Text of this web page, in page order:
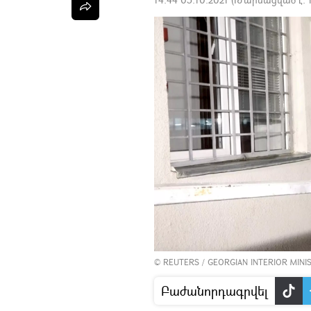
© REUTERS / GEORGIAN INTERIOR
Բաժանորդագրվել